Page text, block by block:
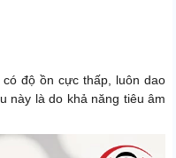
có độ ồn cực thấp, luôn dao
này là do khả năng tiêu âm